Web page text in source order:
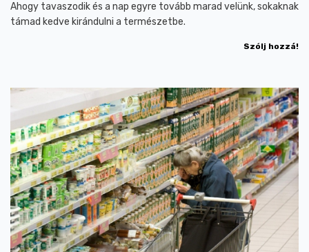
Ahogy tavaszodik és a nap egyre tovább marad velünk, sokaknak
támad kedve kirándulni a természetbe.
Szólj hozzá!